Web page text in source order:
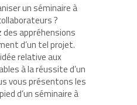
un séminaire à
?
appréhensions
d’un tel projet.
relative aux
à la réussite d’un
vous présentons les
d’un séminaire à